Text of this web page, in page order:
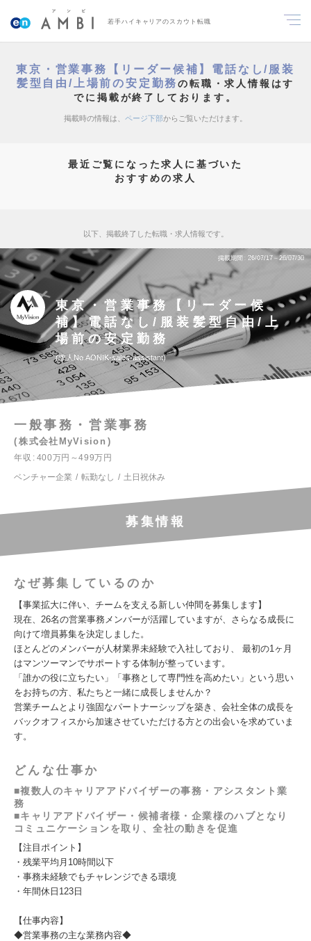
若手ハイキャリアのスカウト転職
東京・営業事務【リーダー候補】電話なし/服装
髪型自由/上場前の安定勤務の転職・求人情報はす
でに掲載が終了しております。
掲載時の情報は、 ページ下部からご覧いただけます。
最近ご覧になった求人に基づいた
おすすめの求人
以下、掲載終了した転職・求人情報です。
掲載期間 26/07/17～26/07/30
東京・営業事務【リーダー候
補】電話なし/服装髪型自由/上
場前の安定勤務
求人No.AONIK-sales-assistant
一般事務・営業事務
株式会社MyVision
年収
400万円～499万円
ベンチャー企業
転勤なし 土日祝休み
募集情報
なぜ募集しているのか
【事業拡大に伴い、チームを支える新しい仲間を募集します】
現在、26名の営業事務メンバーが活躍していますが、さらなる成長に
向けて増員募集を決定しました。
ほとんどのメンバーが人材業界未経験で入社しており、 最初の1ヶ月
はマンツーマンでサポートする体制が整っています。
「誰かの役に立ちたい」「事務として専門性を高めたい」という思い
をお持ちの方、私たちと一緒に成長しませんか？
営業チームとより強固なパートナーシップを築き、会社全体の成長を
バックオフィスから加速させていただける方との出会いを求めていま
す。
どんな仕事か
■複数人のキャリアアドバイザーの事務・アシスタント業
務
■キャリアアドバイザー・候補者様・企業様のハブとなり
コミュニケーションを取り、全社の動きを促進
【注目ポイント】
・残業平均月10時間以下
・事務未経験でもチャレンジできる環境
・年間休日123日
【仕事内容】
◆営業事務の主な業務内容◆